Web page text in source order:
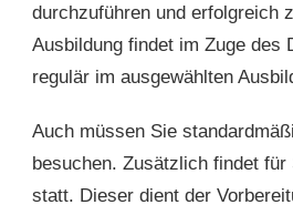
durchzuführen und erfolgreich
Ausbildung findet im Zuge des
regulär im ausgewählten
Auch müssen Sie
besuchen. Zusätzlich findet
statt. Dieser dient der